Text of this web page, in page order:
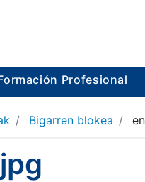
Profesional
Bigarren blokea